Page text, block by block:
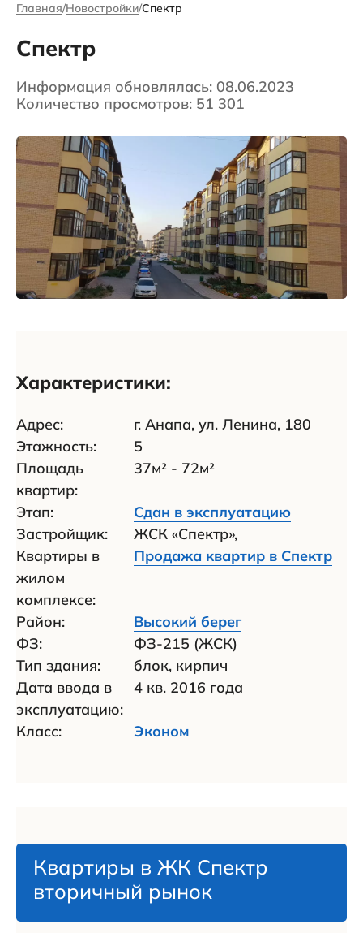
Главная Новостройки Спектр
Спектр
Информация обновлялась: 08.06.2023
Количество просмотров: 51 301
Характеристики:
Адрес:
г. Анапа, ул. Ленина, 180
Этажность:
5
Площадь
квартир:
37м² - 72м²
Этап:
Сдан в эксплуатацию
Застройщик:
ЖСК «Спектр»,
Квартиры в
жилом
комплексе:
Продажа квартир в Спектр
Район:
Высокий берег
ФЗ:
ФЗ-215 (ЖСК)
Тип здания:
блок, кирпич
Дата ввода в
эксплуатацию:
4 кв. 2016 года
Класс: Эконом
Квартиры в ЖК Спектр
вторичный рынок